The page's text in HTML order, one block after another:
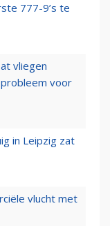
777-9’s te
vliegen
voor
in Leipzig zat
vlucht met